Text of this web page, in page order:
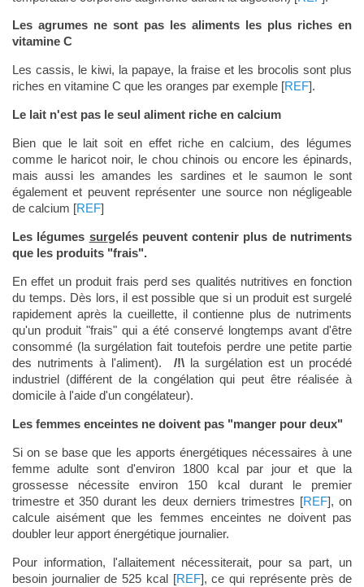
Les agrumes ne sont pas les aliments les plus riches en
vitamine C
Les cassis, le kiwi, la papaye, la fraise et les brocolis sont plus
riches en vitamine C que les oranges par exemple [REF].
Le lait n'est pas le seul aliment riche en calcium
Bien que le lait soit en effet riche en calcium, des légumes
comme le haricot noir, le chou chinois ou encore les épinards,
mais aussi les amandes les sardines et le saumon le sont
également et peuvent représenter une source non négligeable
de calcium [REF]
Les légumes surgelés peuvent contenir plus de nutriments
que les produits "frais".
En effet un produit frais perd ses qualités nutritives en fonction
du temps. Dès lors, il est possible que si un produit est surgelé
rapidement après la cueillette, il contienne plus de nutriments
qu'un produit "frais" qui a été conservé longtemps avant d'être
consommé (la surgélation fait toutefois perdre une petite partie
des nutriments à l'aliment). /!\la surgélation est un procédé
industriel (différent de la congélation qui peut être réalisée à
domicile à l'aide d'un congélateur).
Les femmes enceintes ne doivent pas "manger pour deux"
Si on se base que les apports énergétiques nécessaires à une
femme adulte sont d'environ 1800 kcal par jour et que la
grossesse nécessite environ 150 kcal durant le premier
trimestre et 350 durant les deux derniers trimestres [REF], on
calcule aisément que les femmes enceintes ne doivent pas
doubler leur apport énergétique journalier.
Pour information, l'allaitement nécessiterait, pour sa part, un
besoin journalier de 525 kcal [REF], ce qui représente près de